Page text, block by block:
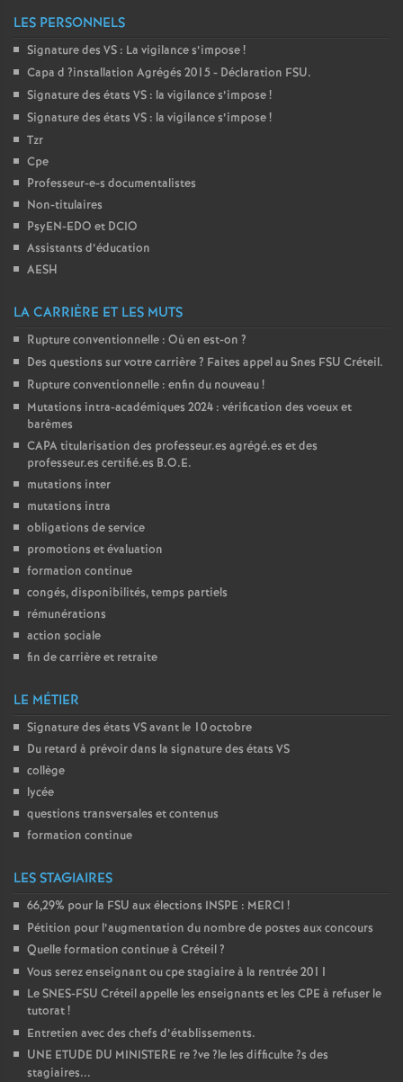
l
é
o
u
r
s
LES PERSONNELS
Signature des VS : La vigilance s’impose!
Capa d ?installation Agrégés 2015 - Déclaration FSU.
Signature des états VS : la vigilance s’impose!
Signature des états VS : la vigilance s’impose!
Tzr
Cpe
Professeur-e-s documentalistes
Non-titulaires
PsyEN-EDO et DCIO
Assistants d’éducation
AESH
LA CARRIÈRE ET LES MUTS
Rupture conventionnelle : Où en est-on ?
Des questions sur votre carrière? Faites appel au Snes FSU Créteil.
Rupture conventionnelle : enfin du nouveau!
Mutations intra-académiques 2024 : vérification des voeux et
barèmes
CAPAtitularisation des professeur.es agrégé.es et des
professeur.es certifié.es B.O.E.
mutations inter
mutations intra
obligations de service
promotions et évaluation
formation continue
congés, disponibilités, temps partiels
rémunérations
action sociale
fin de carrière et retraite
LE MÉTIER
Signature des états VSavant le 10 octobre
Du retard à prévoir dans la signature des états VS
collège
lycée
questions transversales et contenus
formation continue
LES STAGIAIRES
66,29% pour la FSU aux élections INSPE : MERCI !
Pétition pour l’augmentation du nombre de postes aux concours
Quelle formation continue à Créteil?
Vous serez enseignant ou cpe stagiaire à la rentrée 2011
LeSNES-FSU Créteil appelle les enseignants et les CPE à refuser le
tutorat!
Entretien avec des chefs d’établissements.
UNE ETUDE DU MINISTERE re?ve?le les difficulte?s des
stagiaires...